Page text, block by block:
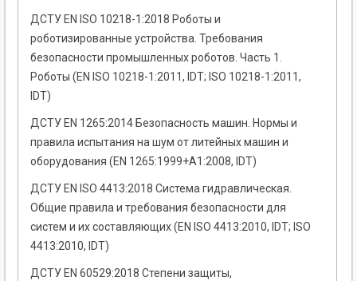
ДСТУ EN ISO 10218-1:2018 Роботы и
роботизированные устройства. Требования
безопасности промышленных роботов. Часть 1.
Роботы (EN ISO 10218-1:2011, IDT; ISO 10218-1:2011,
IDT)
ДСТУ EN 1265:2014 Безопасность машин. Нормы и
правила испытания на шум от литейных машин и
оборудования (EN 1265:1999+A1:2008, IDT)
ДСТУ EN ISO 4413:2018 Система гидравлическая.
Общие правила и требования безопасности для
систем и их составляющих (EN ISO 4413:2010, IDT; ISO
4413:2010, IDT)
ДСТУ EN 60529:2018 Степени защиты,